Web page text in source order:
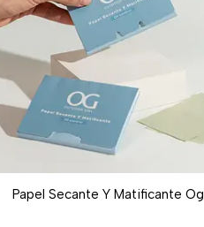
Papel Secante Y Matificante Og